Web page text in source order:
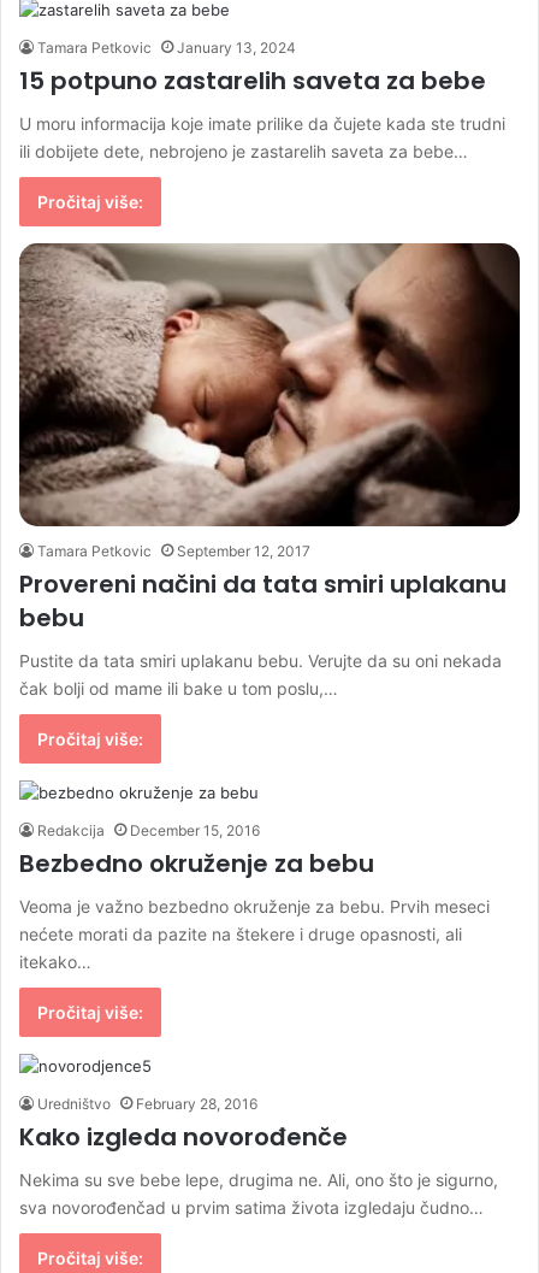
Tamara Petkovic January 13, 2024
15 potpuno zastarelih saveta za bebe
U moru informacija koje imate prilike da čujete kada ste trudni
ili dobijete dete, nebrojeno je zastarelih saveta za bebe…
Pročitaj više:
Tamara Petkovic September 12, 2017
Provereni načini da tata smiri uplakanu
bebu
Pustite da tata smiri uplakanu bebu. Verujte da su oni nekada
čak bolji od mame ili bake u tom poslu,…
Pročitaj više:
Redakcija December 15, 2016
Bezbedno okruženje za bebu
Veoma je važno bezbedno okruženje za bebu. Prvih meseci
nećete morati da pazite na štekere i druge opasnosti, ali
itekako…
Pročitaj više:
Uredništvo February 28, 2016
Kako izgleda novorođenče
Nekima su sve bebe lepe, drugima ne. Ali, ono što je sigurno,
sva novorođenčad u prvim satima života izgledaju čudno…
Pročitaj više: